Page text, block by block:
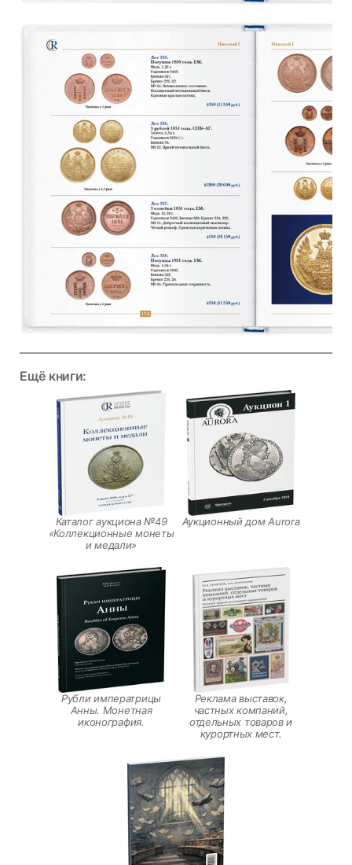
Ещё книги:
Каталог аукциона №49
«Коллекционные монеты
и медали»
Аукционный дом Aurora
Рубли императрицы
Анны. Монетная
иконография.
Реклама выставок,
частных компаний,
отдельных товаров и
курортных мест.